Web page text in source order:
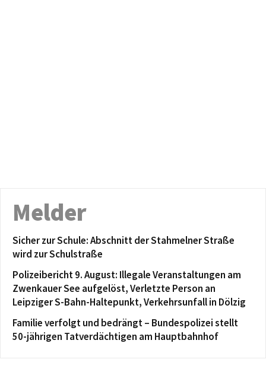
Melder
Sicher zur Schule: Abschnitt der Stahmelner Straße
wird zur Schulstraße
Polizeibericht 9. August: Illegale Veranstaltungen am
Zwenkauer See aufgelöst, Verletzte Person an
Leipziger S-Bahn-Haltepunkt, Verkehrsunfall in Dölzig
Familie verfolgt und bedrängt – Bundespolizei stellt
50-jährigen Tatverdächtigen am Hauptbahnhof